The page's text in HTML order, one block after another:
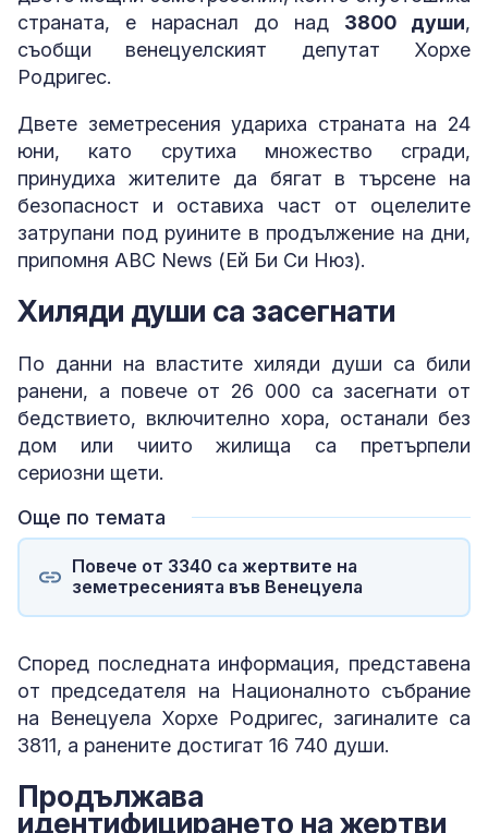
страната, е нараснал до над 3800 души,
съобщи венецуелският депутат Хорхе
Родригес.
Двете земетресения удариха страната на 24
юни, като срутиха множество сгради,
принудиха жителите да бягат в търсене на
безопасност и оставиха част от оцелелите
затрупани под руините в продължение на дни,
припомня ABC News (Ей Би Си Нюз).
Хиляди души са засегнати
По данни на властите хиляди души са били
ранени, а повече от 26 000 са засегнати от
бедствието, включително хора, останали без
дом или чиито жилища са претърпели
сериозни щети.
Още по темата
Повече от 3340 са жертвите на
земетресенията във Венецуела
Според последната информация, представена
от председателя на Националното събрание
на Венецуела Хорхе Родригес, загиналите са
3811, а ранените достигат 16 740 души.
Продължава
идентифицирането на жертви